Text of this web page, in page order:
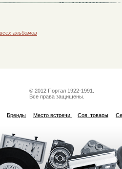
альбомов
© 2012 Портал 1922-1991.
Все права защищены.
Бренды Место встречи Сов. товары